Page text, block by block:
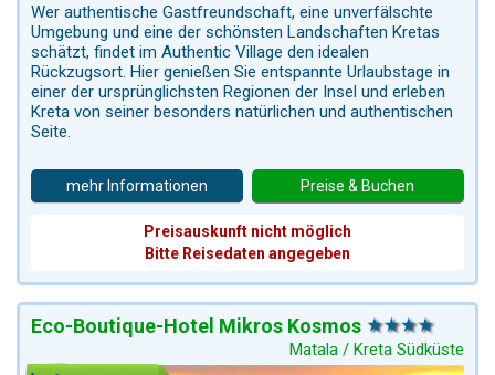
Wer authentische Gastfreundschaft, eine unverfälschte
Umgebung und eine der schönsten Landschaften Kretas
schätzt, findet im Authentic Village den idealen
Rückzugsort. Hier genießen Sie entspannte Urlaubstage in
einer der ursprünglichsten Regionen der Insel und erleben
Kreta von seiner besonders natürlichen und authentischen
Seite.
mehr Informationen
Preisauskunft nicht möglich
Bitte Reisedaten angegeben
Preise & Buchen
Eco-Boutique-Hotel Mikros Kosmos
Matala / Kreta Südküste